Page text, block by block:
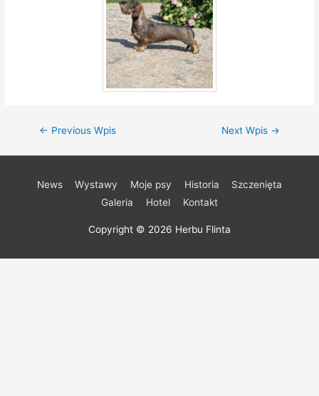
Nawigacja
wpisu
← Previous Wpis Next Wpis →
News Wystawy Moje psy Historia
Szczenięta
Galeria
Hotel Kontakt
Copyright © 2026 Herbu Flinta